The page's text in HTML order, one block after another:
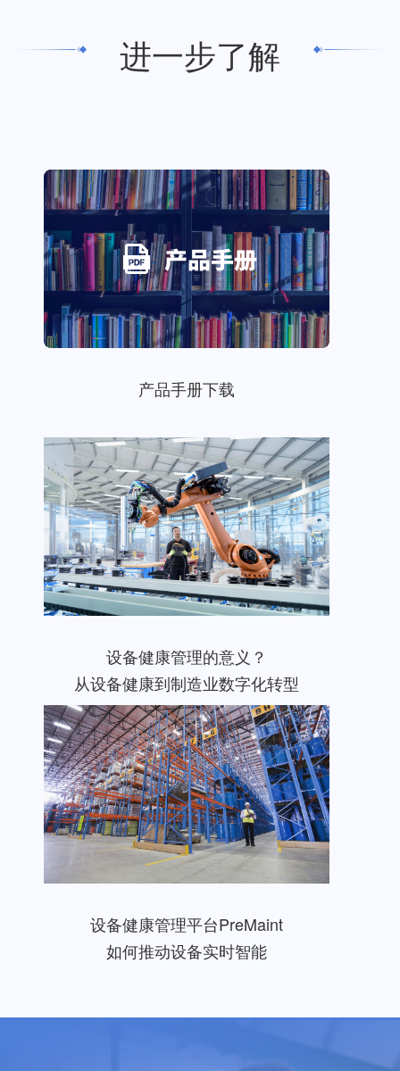
进一步了解
产品手册下载
设备健康管理的意义？
从设备健康到制造业数字化转型
设备健康管理平台PreMaint
如何推动设备实时智能